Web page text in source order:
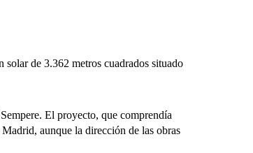
de 3.362 metros cuadrados situado
El proyecto, que comprendía
aunque la dirección de las obras